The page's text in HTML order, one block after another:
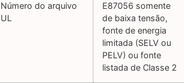
Número do arquivo
UL
E87056 somente
de baixa tensão,
fonte de energia
limitada (SELV ou
PELV) ou fonte
listada de Classe 2